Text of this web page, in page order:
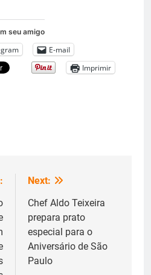
seu amigo
E-mail
Imprimir
Next:
Chef Aldo Teixeira
prepara prato
especial para o
Aniversário de São
Paulo